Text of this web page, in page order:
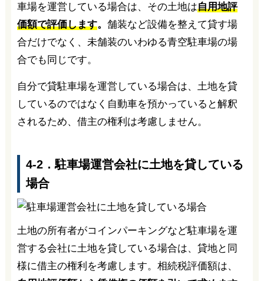
車場を運営している場合は、その土地は自用地評
価額で評価します。 舗装など設備を整えて貸す場
合だけでなく、未舗装のいわゆる青空駐車場の場
合でも同じです。
自分で貸駐車場を運営している場合は、土地を貸
しているのではなく自動車を預かっていると解釈
されるため、借主の権利は考慮しません。
4-2．駐車場運営会社に土地を貸している
場合
土地の所有者がコインパーキングなど駐車場を運
営する会社に土地を貸している場合は、貸地と同
様に借主の権利を考慮します。相続税評価額は、